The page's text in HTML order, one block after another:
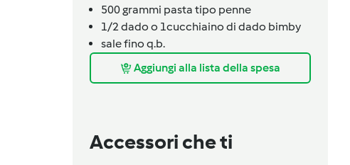
500grammi pasta tipo penne
1/2 dado o 1cucchiaino di dado bimby
sale fino q.b.
Aggiungi alla lista della spesa
Accessori che ti